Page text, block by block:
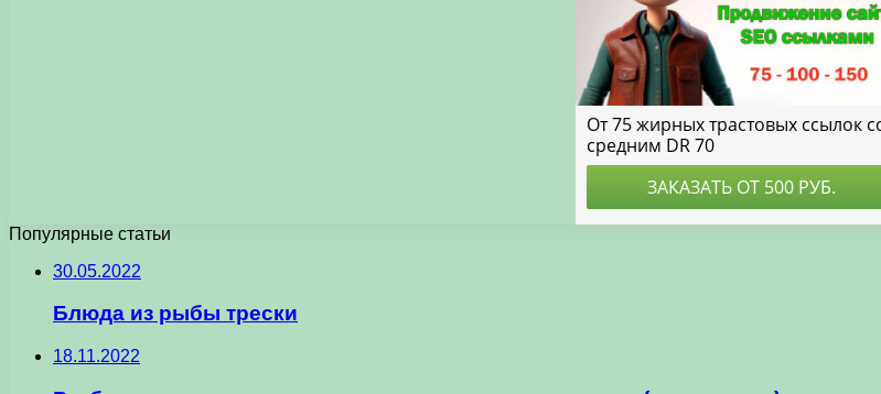
Популярные статьи
30.05.2022
Блюда из рыбы трески
18.11.2022